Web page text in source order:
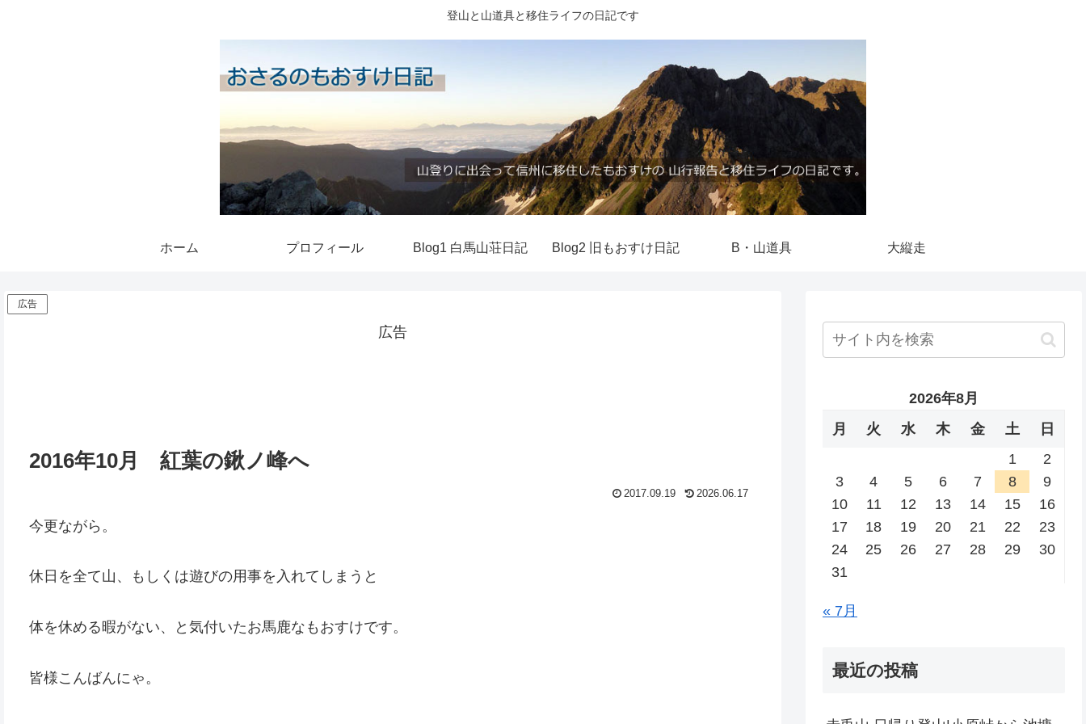
登山と山道具と移住ライフの日記です
ホーム プロフィール Blog1 白馬山荘日記 Blog2 旧もおすけ日記 B・山道具 大縦走
広告
広告
2016年10月 紅葉の鍬ノ峰へ
2017.09.19 2026.06.17
今更ながら。
休日を全て山、もしくは遊びの用事を入れてしまうと
体を休める暇がない、と気付いたお馬鹿なもおすけです。
皆様こんばんにゃ。
2026年8月
月
火 水 木 金 土
日
1
2
3
4 5 6 7 8
9
10
11 12 13 14 15
16
17
18 19 20 21 22
23
24
25 26 27 28 29
30
31
« 7月
最近の投稿